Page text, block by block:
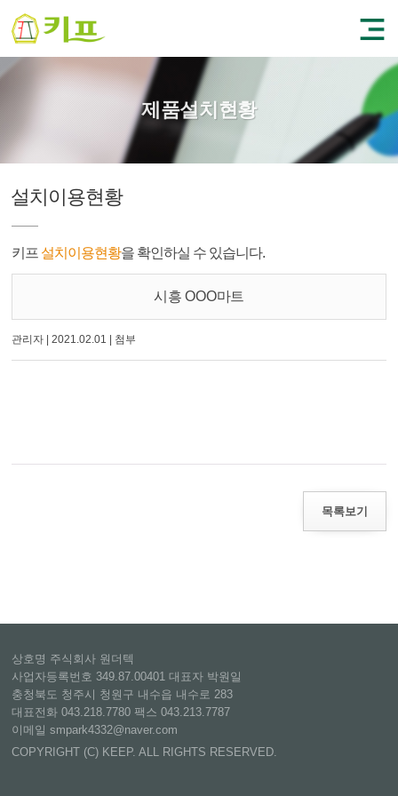
제품설치현황
설치이용현황
키프 설치이용현황을 확인하실 수 있습니다.
시흥 OOO마트
관리자 2021.02.01 첨부
목록보기
상호명 주식회사 원더텍
사업자등록번호 349.87.00401 대표자 박원일
충청북도 청주시 청원구 내수읍 내수로 283
대표전화 043.218.7780 팩스 043.213.7787
이메일 smpark4332@naver.com
COPYRIGHT (C) KEEP. ALL RIGHTS RESERVED.